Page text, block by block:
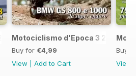
Motociclismo d'Epoca 3 2017
Buy for €4,99
View
Add to Cart
Buy
View